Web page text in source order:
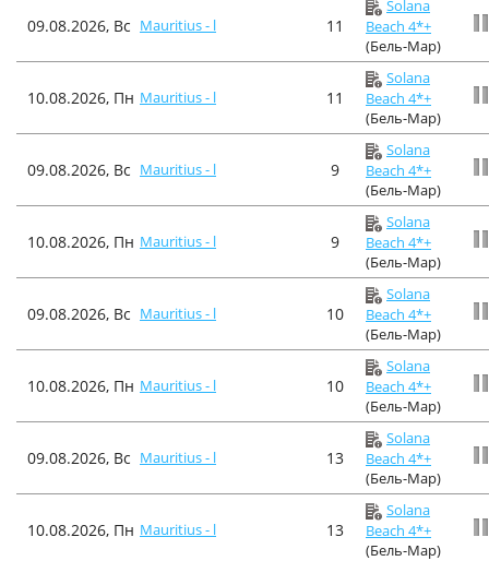
09.08.2026, Вс Mauritius - l 11
Solana
Beach 4*+
(Бель-Мар)
10.08.2026, Пн Mauritius - l 11
Solana
Beach 4*+
(Бель-Мар)
09.08.2026, Вс Mauritius - l 9
Solana
Beach 4*+
(Бель-Мар)
10.08.2026, Пн Mauritius - l 9
Solana
Beach 4*+
(Бель-Мар)
09.08.2026, Вс Mauritius - l 10
Solana
Beach 4*+
(Бель-Мар)
10.08.2026, Пн Mauritius - l 10
Solana
Beach 4*+
(Бель-Мар)
09.08.2026, Вс Mauritius - l 13
Solana
Beach 4*+
(Бель-Мар)
10.08.2026, Пн Mauritius - l 13
Solana
Beach 4*+
(Бель-Мар)